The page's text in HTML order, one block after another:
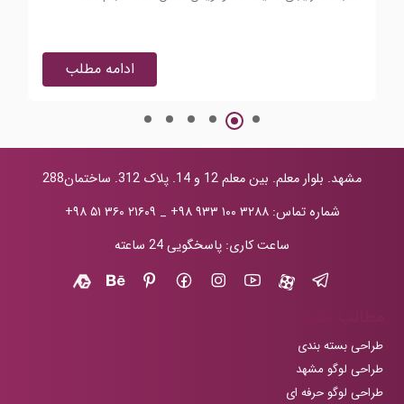
ادامه مطلب
مشهد. بلوار معلم. بین معلم 12 و 14. پلاک 312. ساختمان288
شماره تماس:+۹۸ ۹۳۳ ۱۰۰ ۳۲۸۸ _ +۹۸ ۵۱ ۳۶۰ ۲۱۶۰۹
ساعت کاری: پاسخگویی 24 ساعته
طراحی بسته بندی
طراحی لوگو مشهد
طراحی لوگو حرفه ای